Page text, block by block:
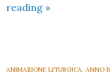
reading XXX
Ordinario
»
ANIMAZIONE LITURGICA, ANNO B